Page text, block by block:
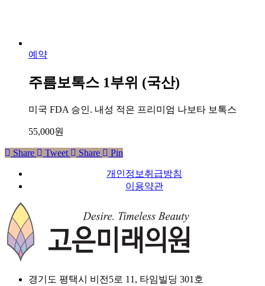
예약
주름보톡스 1부위 (국산)
미국 FDA 승인. 내성 적은 프리미엄 나보타 보톡스
55,000원
Share Tweet Share Pin
개인정보취급방침
이용약관
경기도 평택시 비전5로 11, 타임빌딩 301호